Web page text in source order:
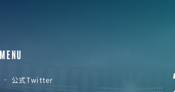
MENU
公式Twitter